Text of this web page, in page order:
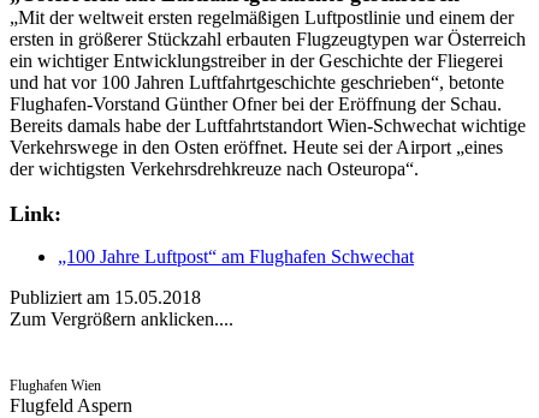
„Mit der weltweit ersten regelmäßigen Luftpostlinie und einem der
ersten in größerer Stückzahl erbauten Flugzeugtypen war Österreich
ein wichtiger Entwicklungstreiber in der Geschichte der Fliegerei
und hat vor 100 Jahren Luftfahrtgeschichte geschrieben“, betonte
Flughafen-Vorstand Günther Ofner bei der Eröffnung der Schau.
Bereits damals habe der Luftfahrtstandort Wien-Schwechat wichtige
Verkehrswege in den Osten eröffnet. Heute sei der Airport „eines
der wichtigsten Verkehrsdrehkreuze nach Osteuropa“.
Link:
„100 Jahre Luftpost“ am Flughafen Schwechat
Publiziert am 15.05.2018
Zum Vergrößern anklicken....
Flughafen Wien
Flugfeld Aspern